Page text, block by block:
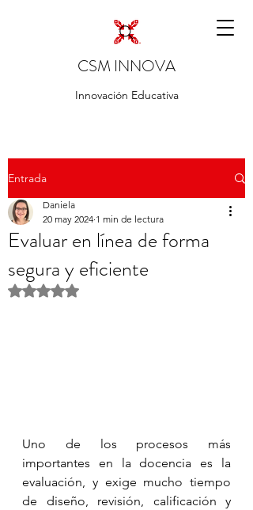
CSM INNOVA
Innovación Educativa
Entrada
Evaluar en línea de forma
segura y eficiente
Daniela
20 may 2024 1 min de lectura
Obtuvo NaN de 5 estrellas.
Uno de los procesos más
importantes en la docencia es la
evaluación, y exige mucho tiempo
de diseño, revisión, calificación y